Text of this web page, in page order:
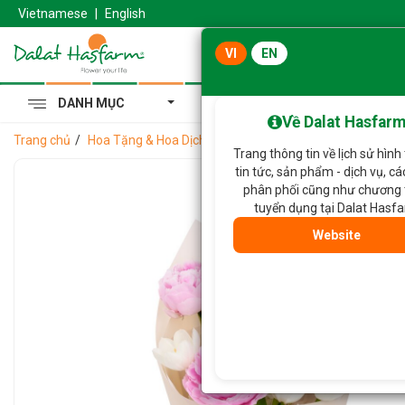
Vietnamese English
DANH MỤC
Trang chủ Hoa Tặng & Hoa Dịch Vụ
VI EN
Về Dalat Hasfarm
Trang thông tin về lịch sử hình
tin tức, sản phẩm - dịch vụ,
phân phối cũng như chương
tuyển dụng tại Dalat
Website